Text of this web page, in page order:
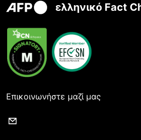
ελληνικό Fact
Επικοινωνήστε μαζί μας